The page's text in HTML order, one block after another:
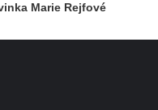
Marie Rejfové